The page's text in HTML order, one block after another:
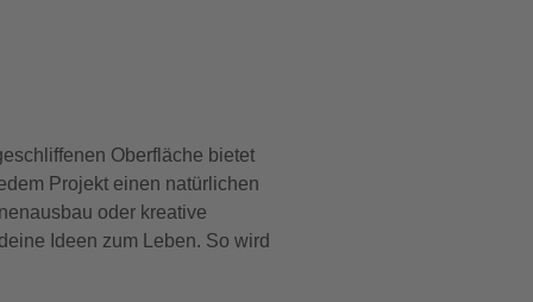
Oberfläche bietet
Projekt einen natürlichen
oder kreative
Ideen zum Leben. So wird